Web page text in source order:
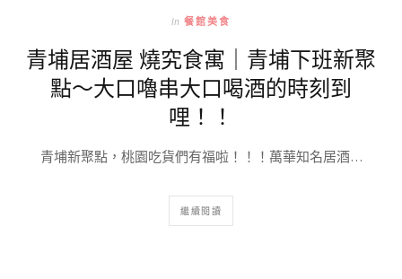
In 餐館美食
青埔居酒屋 燒究食寓｜青埔下班新聚
點～大口嚕串大口喝酒的時刻到
哩！！
青埔新聚點，桃園吃貨們有福啦！！！萬華知名居酒…
繼續閱讀